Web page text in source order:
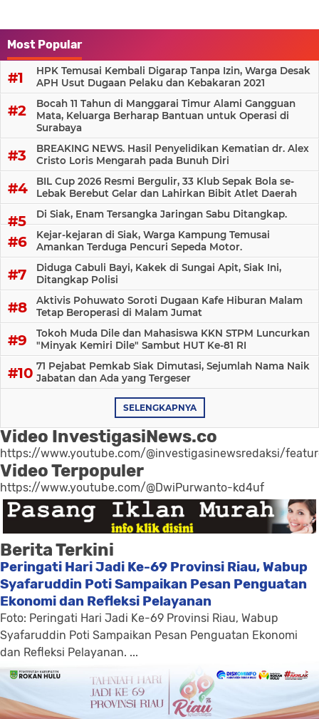
Most Popular
HPK Temusai Kembali Digarap Tanpa Izin, Warga Desak
APH Usut Dugaan Pelaku dan Kebakaran 2021
Bocah 11 Tahun di Manggarai Timur Alami Gangguan
Mata, Keluarga Berharap Bantuan untuk Operasi di
Surabaya
BREAKING NEWS. Hasil Penyelidikan Kematian dr. Alex
Cristo Loris Mengarah pada Bunuh Diri
BIL Cup 2026 Resmi Bergulir, 33 Klub Sepak Bola se-
Lebak Berebut Gelar dan Lahirkan Bibit Atlet Daerah
Di Siak, Enam Tersangka Jaringan Sabu Ditangkap.
Kejar-kejaran di Siak, Warga Kampung Temusai
Amankan Terduga Pencuri Sepeda Motor.
Diduga Cabuli Bayi, Kakek di Sungai Apit, Siak Ini,
Ditangkap Polisi
Aktivis Pohuwato Soroti Dugaan Kafe Hiburan Malam
Tetap Beroperasi di Malam Jumat
Tokoh Muda Dile dan Mahasiswa KKN STPM Luncurkan
"Minyak Kemiri Dile" Sambut HUT Ke-81 RI
71 Pejabat Pemkab Siak Dimutasi, Sejumlah Nama Naik
Jabatan dan Ada yang Tergeser
SELENGKAPNYA
Video InvestigasiNews.co
https://www.youtube.com/@investigasinewsredaksi/
Video Terpopuler
https://www.youtube.com/@DwiPurwanto-kd4uf
Berita Terkini
Peringati Hari Jadi Ke-69 Provinsi Riau, Wabup
Syafaruddin Poti Sampaikan Pesan Penguatan
Ekonomi dan Refleksi Pelayanan
Foto: Peringati Hari Jadi Ke-69 Provinsi Riau, Wabup
Syafaruddin Poti Sampaikan Pesan Penguatan Ekonomi
dan Refleksi Pelayanan. ...